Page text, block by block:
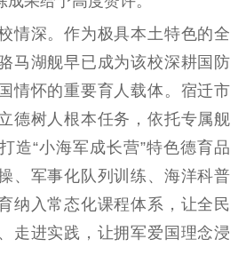
社会宣传
爱国主义教育
全民国防教育
红色资源保护利
用
新闻出版
全民阅读
出版监管
扫黄打非
电影工作
深。作为极具本土特色的全
马湖舰早已成为该校深耕国防
情怀的重要育人载体。宿迁市
德树人根本任务，依托专属舰
造“小海军成长营”特色德育品
、军事化队列训练、海洋科普
纳入常态化课程体系，让全民
走进实践，让拥军爱国理念浸